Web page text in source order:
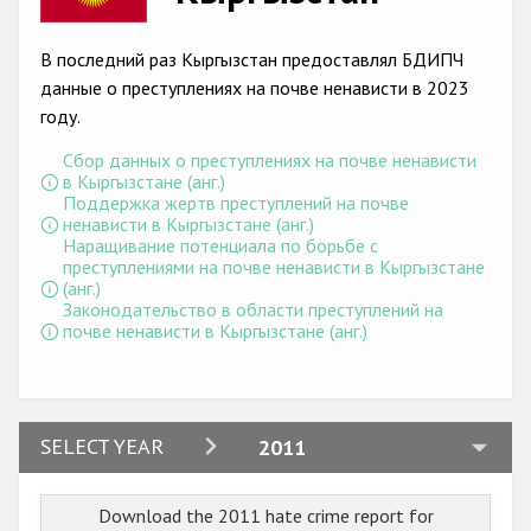
Anti-Roma hate crime
Anti-Muslim hate crime
Anti-Christian hate crime
Other hate crime based on religion or belief
Anti-LGBTI hate crime
Проекты БДИПЧ
Организации гражданского общества
В последний раз Кыргызстан предоставлял БДИПЧ
данные о преступлениях на почве ненависти в 2023
году.
Сбор данных о преступлениях на почве ненависти
в Кыргызстане (анг.)
Поддержка жертв преступлений на почве
ненависти в Кыргызстане (анг.)
Наращивание потенциала по борьбе с
преступлениями на почве ненависти в Кыргызстане
(анг.)
Законодательство в области преступлений на
почве ненависти в Кыргызстане (анг.)
SELECT YEAR 2011
2024
Download the 2011 hate crime report for